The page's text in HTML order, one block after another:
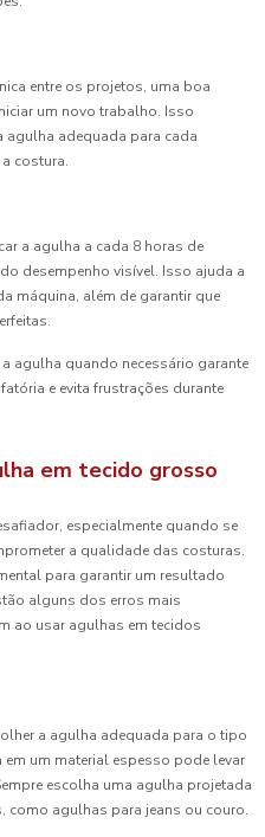
entre os projetos, uma boa
um novo trabalho. Isso
agulha adequada para cada
costura.
a agulha a cada 8 horas de
desempenho visível. Isso ajuda a
máquina, além de garantir que
agulha quando necessário garante
e evita frustrações durante
em tecido grosso
especialmente quando se
a qualidade das costuras.
para garantir um resultado
alguns dos erros mais
ao usar agulhas em tecidos
a agulha adequada para o tipo
um material espesso pode levar
escolha uma agulha projetada
como agulhas para jeans ou couro.